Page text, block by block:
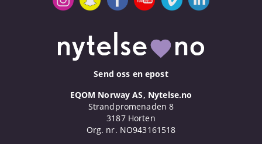
Send oss en epost
EQOM Norway AS, Nytelse.no
Strandpromenaden 8
3187 Horten
Org. nr. NO943161518